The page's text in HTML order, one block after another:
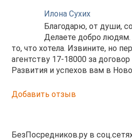
Илона Сухих
Благодарю, от души,
Делаете добро людям.
то, что хотела. Извините, но
агентству 17-18000 за
Развития и успехов вам в
Добавить отзыв
БезПосредников.ру в